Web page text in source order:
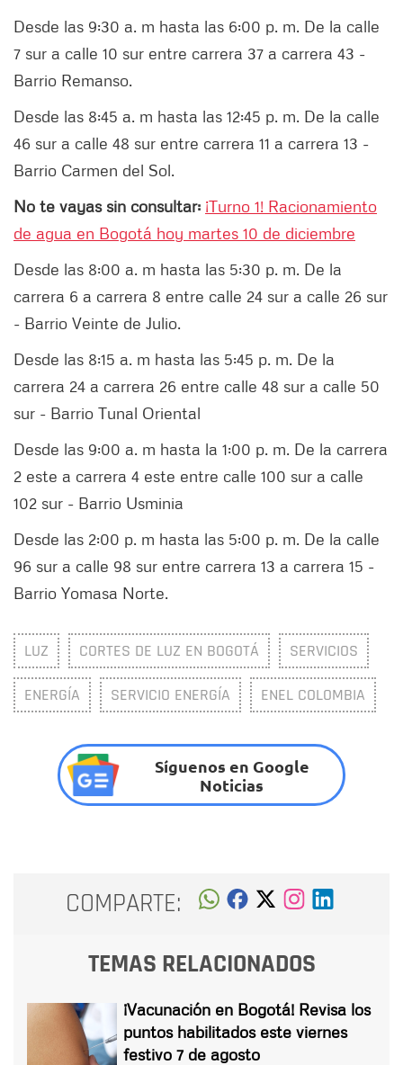
Desde las 9:30 a. m hasta las 6:00 p. m. De la calle
7 sur a calle 10 sur entre carrera 37 a carrera 43 -
Barrio Remanso.
Desde las 8:45 a. m hasta las 12:45 p. m. De la calle
46 sur a calle 48 sur entre carrera 11 a carrera 13 -
Barrio Carmen del Sol.
No te vayas sin consultar: ¡Turno 1! Racionamiento
de agua en Bogotá hoy martes 10 de diciembre
Desde las 8:00 a. m hasta las 5:30 p. m. De la
carrera 6 a carrera 8 entre calle 24 sur a calle 26 sur
- Barrio Veinte de Julio.
Desde las 8:15 a. m hasta las 5:45 p. m. De la
carrera 24 a carrera 26 entre calle 48 sur a calle 50
sur - Barrio Tunal Oriental
Desde las 9:00 a. m hasta la 1:00 p. m. De la carrera
2 este a carrera 4 este entre calle 100 sur a calle
102 sur - Barrio Usminia
Desde las 2:00 p. m hasta las 5:00 p. m. De la calle
96 sur a calle 98 sur entre carrera 13 a carrera 15 -
Barrio Yomasa Norte.
LUZ CORTES DE LUZ EN BOGOTÁ SERVICIOS
ENERGÍA SERVICIO ENERGÍA ENEL COLOMBIA
Síguenos en Google
Noticias
COMPARTE:
TEMAS RELACIONADOS
¡Vacunación en Bogotá! Revisa los
puntos habilitados este viernes
festivo 7 de agosto